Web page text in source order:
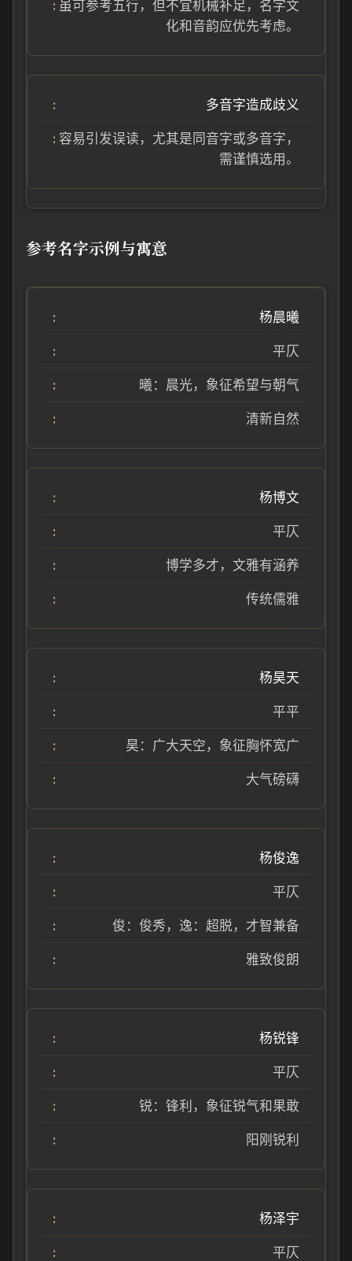
虽可参考五行，但不宜机械补足，名字文
化和音韵应优先考虑。
多音字造成歧义
容易引发误读，尤其是同音字或多音字，
需谨慎选用。
参考名字示例与寓意
杨晨曦
平仄
曦：晨光，象征希望与朝气
清新自然
杨博文
平仄
博学多才，文雅有涵养
传统儒雅
杨昊天
平平
昊：广大天空，象征胸怀宽广
大气磅礴
杨俊逸
平仄
俊：俊秀，逸：超脱，才智兼备
雅致俊朗
杨锐锋
平仄
锐：锋利，象征锐气和果敢
阳刚锐利
杨泽宇
平仄